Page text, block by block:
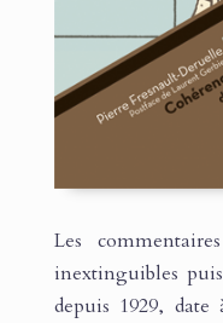
Les
inextinguibles
depuis 1929,